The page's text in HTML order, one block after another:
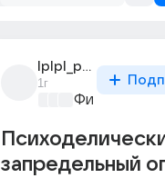
lplpl_proro
1г
запредельный